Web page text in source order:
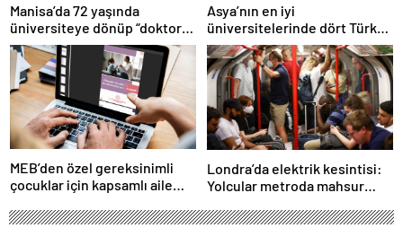
Manisa’da 72 yaşında
üniversiteye dönüp “doktor”
ünvanı aldı
Asya’nın en iyi
üniversitelerinde dört Türk
okulu ilk 100’de
MEB’den özel gereksinimli
çocuklar için kapsamlı aile
Londra’da elektrik kesintisi:
Yolcular metroda mahsur